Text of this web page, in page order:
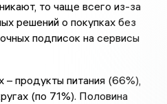
то чаще всего из-за
решений о покупках без
подписок на сервисы
– продукты питания (66%),
(по 71%). Половина